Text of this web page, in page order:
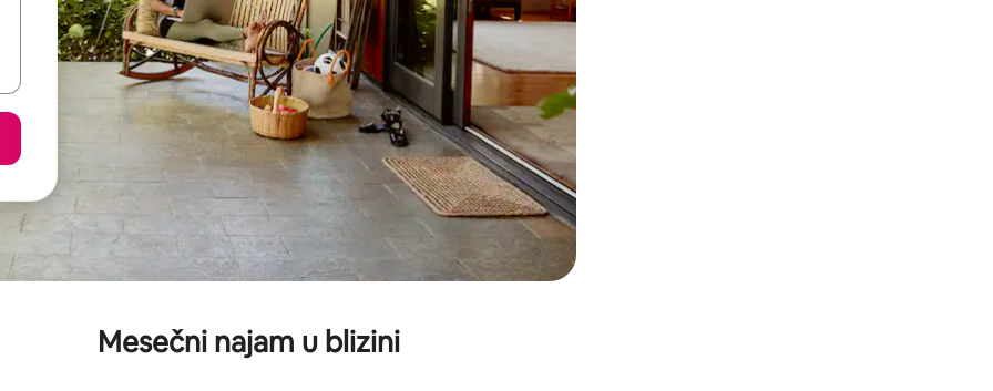
Mesečni najam u blizini